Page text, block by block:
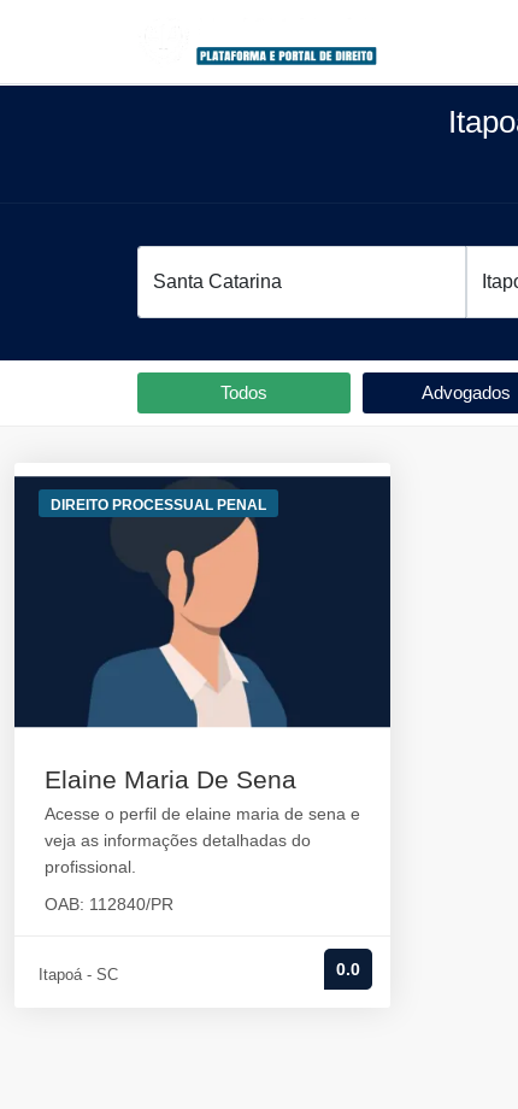
Todos Advogados
DIREITO PROCESSUAL PENAL
Elaine Maria De Sena
Acesse o perfil de elaine maria de sena e
veja as informações detalhadas do
profissional.
OAB: 112840/PR
Itapoá - SC 0.0